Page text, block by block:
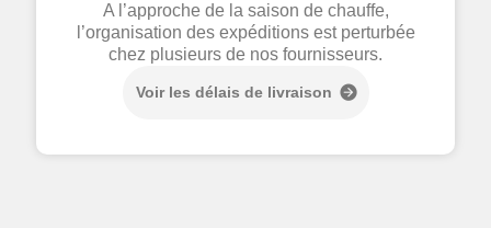
A l’approche de la saison de chauffe,
l’organisation des expéditions est perturbée
chez plusieurs de nos fournisseurs.
Voir les délais de livraison